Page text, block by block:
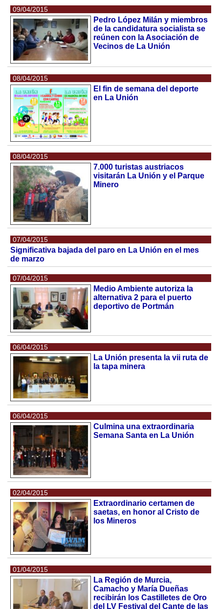
09/04/2015
Pedro López Milán y miembros
de la candidatura socialista se
reúnen con la Asociación de
Vecinos de La Unión
08/04/2015
El fin de semana del deporte
en La Unión
08/04/2015
7.000 turistas austriacos
visitarán La Unión y el Parque
Minero
07/04/2015
Significativa bajada del paro en La Unión en el mes
de marzo
07/04/2015
Medio Ambiente autoriza la
alternativa 2 para el puerto
deportivo de Portmán
06/04/2015
La Unión presenta la vii ruta de
la tapa minera
06/04/2015
Culmina una extraordinaria
Semana Santa en La Unión
02/04/2015
Extraordinario certamen de
saetas, en honor al Cristo de
los Mineros
01/04/2015
La Región de Murcia,
Camacho y María Dueñas
recibirán los Castilletes de Oro
del LV Festival del Cante de las